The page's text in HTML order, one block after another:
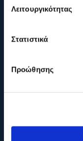
Λειτουργικότητας
Στατιστικά
Προώθησης
ONLINE ΑΓΟΡΕΣ